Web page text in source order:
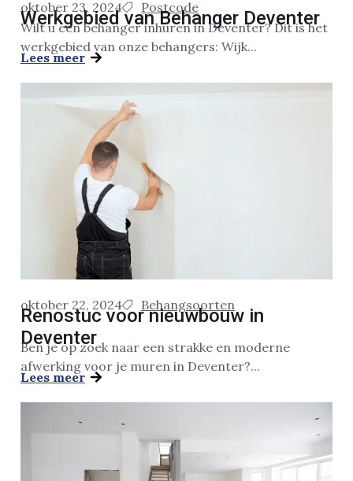
oktober 23, 2024 Postcode
Werkgebied van Behanger Deventer
Wilt u een behanger inhuren in Deventer? Dit is het
werkgebied van onze behangers: Wijk...
Lees meer
oktober 22, 2024 Behangsoorten
Renostuc voor nieuwbouw in
Deventer
Ben je op zoek naar een strakke en moderne
afwerking voor je muren in Deventer?...
Lees meer